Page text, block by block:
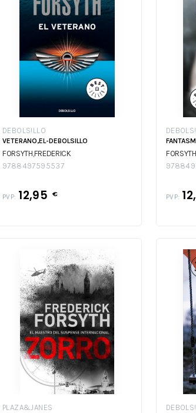
DEBOLS!LLO
VETERANO,EL-DEBOLSILLO
FORSYTH,FREDERICK
9788497595537
PVP: 12,95 € PVP:
PLAZA&JANES